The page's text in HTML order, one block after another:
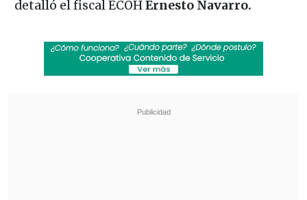
detalló el fiscal ECOHErnesto Navarro.